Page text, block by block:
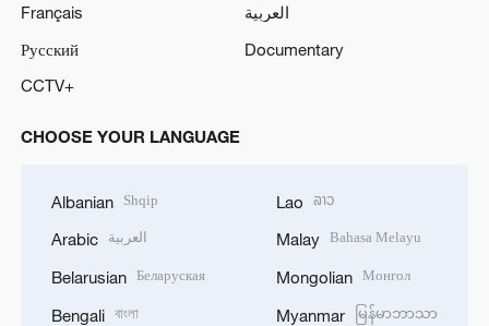
Français
العربية
Русский
Documentary
CCTV+
CHOOSE YOUR LANGUAGE
Albanian Shqip
Arabic العربية
Belarusian Беларуская
Bengali বাংলা
Lao ລາວ
Malay Bahasa Melayu
Mongolian Монгол
Myanmar မြန်မာဘာသာ